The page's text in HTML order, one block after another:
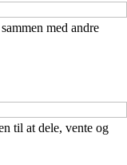
med andre
til at dele, vente og